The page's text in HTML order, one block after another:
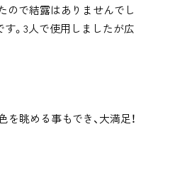
ので結露はありませんでし
。3人で使用しましたが広
を眺める事もでき、大満足！